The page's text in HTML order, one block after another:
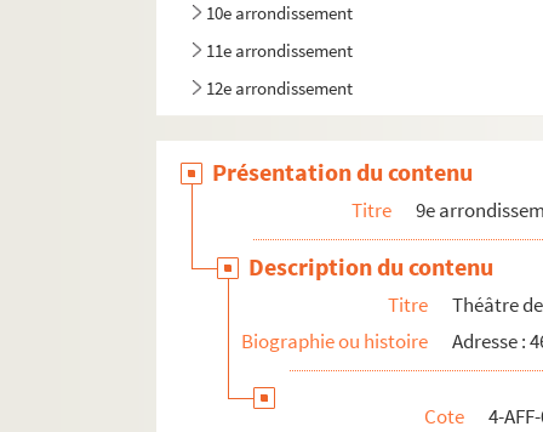
10e arrondissement
11e arrondissement
12e arrondissement
Présentation du contenu
Titre 9e
Description du contenu
Titre
Théâtre
Biographie ou histoire
Adresse :
Cote
4-